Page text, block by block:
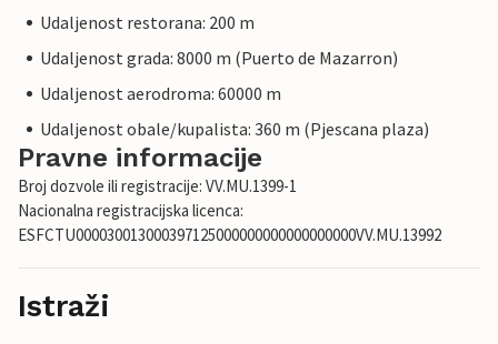
Udaljenost restorana: 200 m
Udaljenost grada: 8000 m (Puerto de Mazarron)
Udaljenost aerodroma: 60000 m
Udaljenost obale/kupalista: 360 m (Pjescana plaza)
Pravne informacije
Broj dozvole ili registracije: VV.MU.1399-1
Nacionalna registracijska licenca:
ESFCTU000030013000397125000000000000000000VV.MU.13992
Istraži